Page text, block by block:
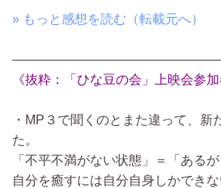
» もっと感想を読む（転載元へ）
《抜粋：「ひな豆の会」上映会参加
・MP３で聞くのとまた違って、新
た。
「不平不満がない状態」＝「ある
自分を癒すには自分自身しかでき